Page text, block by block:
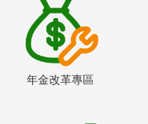
年金改革專區